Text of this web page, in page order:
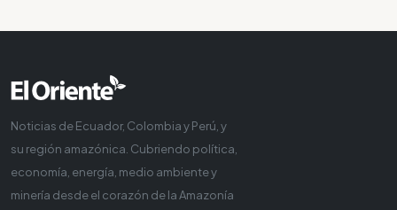
Noticias de Ecuador, Colombia y Perú, y
su región amazónica. Cubriendo política,
economía, energía, medio ambiente y
minería desde el corazón de la Amazonía